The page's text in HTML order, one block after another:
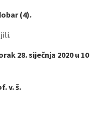
(4).
28. siječnja 2020 u 10
v. š.